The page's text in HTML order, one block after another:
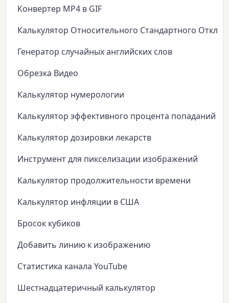
Конвертер MP4 в GIF
Калькулятор Относительного Стандартного
Генератор случайных английских слов
Обрезка Видео
Калькулятор нумерологии
Калькулятор эффективного процента попаданий
Калькулятор дозировки лекарств
Инструмент для пикселизации изображений
Калькулятор продолжительности времени
Калькулятор инфляции в США
Бросок кубиков
Добавить линию к изображению
Статистика канала YouTube
Шестнадцатеричный калькулятор